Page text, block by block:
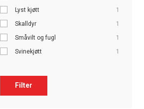
Lyst kjøtt
1
Skalldyr
1
Småvilt og fugl
1
Svinekjøtt
1
Filter